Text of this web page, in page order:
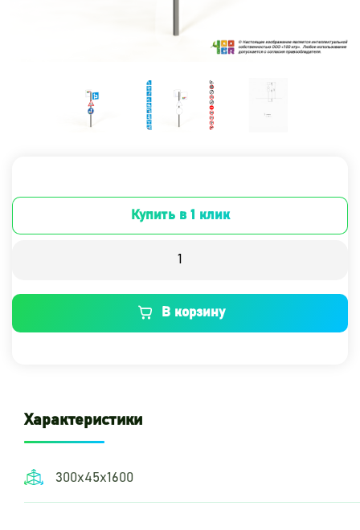
Купить в 1 клик
В корзину
Характеристики
300х45х1600